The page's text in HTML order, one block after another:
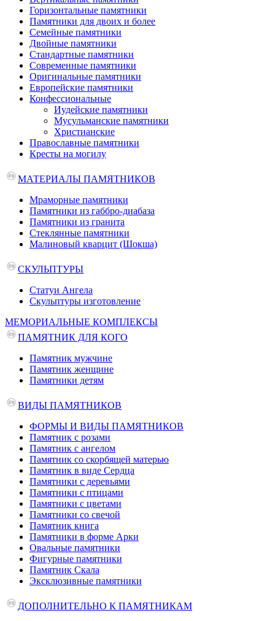
Горизонтальные памятники
Памятники для двоих и более
Семейные памятники
Двойные памятники
Стандартные памятники
Современные памятники
Оригинальные памятники
Европейские памятники
Конфессиональные
Иудейские памятники
Мусульманские памятники
Христианские
Православные памятники
Кресты на могилу
МАТЕРИАЛЫ ПАМЯТНИКОВ
Мраморные памятники
Памятники из габбро-диабаза
Памятники из гранита
Стеклянные памятники
Малиновый кварцит (Шокша)
СКУЛЬПТУРЫ
Статуи Ангела
Скульптуры изготовление
МЕМОРИАЛЬНЫЕ КОМПЛЕКСЫ
ПАМЯТНИК ДЛЯ КОГО
Памятник мужчине
Памятник женщине
Памятники детям
ВИДЫ ПАМЯТНИКОВ
ФОРМЫ И ВИДЫ ПАМЯТНИКОВ
Памятник с розами
Памятник с ангелом
Памятник со скорбящей матерью
Памятник в виде Сердца
Памятники с деревьями
Памятники с птицами
Памятники с цветами
Памятники со свечой
Памятник книга
Памятники в форме Арки
Овальные памятники
Фигурные памятники
Памятник Скала
Эксклюзивные памятники
ДОПОЛНИТЕЛЬНО К ПАМЯТНИКАМ